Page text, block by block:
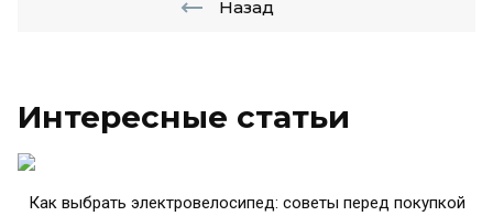
Назад
Интересные статьи
Как выбрать электровелосипед: советы перед покупкой